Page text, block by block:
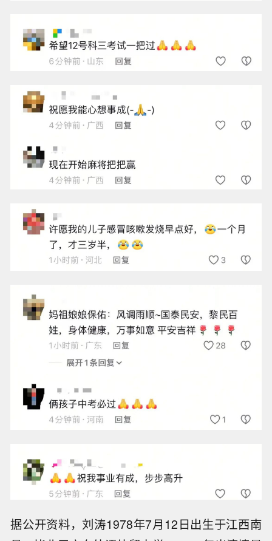
据公开资料，刘涛1978年7月12日出生于江西南